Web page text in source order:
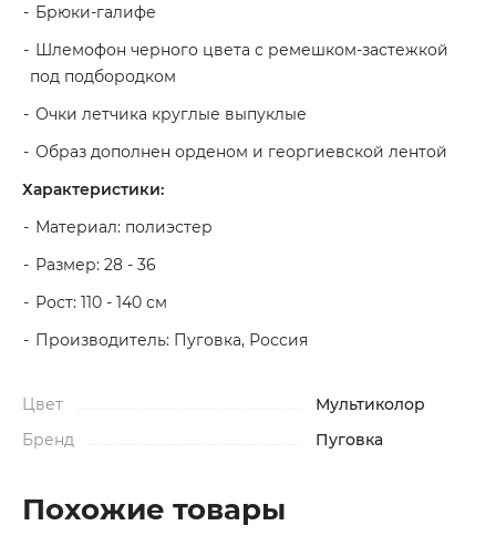
Брюки-галифе
Шлемофон черного цвета с ремешком-застежкой
под подбородком
Очки летчика круглые выпуклые
Образ дополнен орденом и георгиевской лентой
Характеристики:
Материал: полиэстер
Размер: 28 - 36
Рост: 110 - 140 см
Производитель: Пуговка, Россия
Цвет
Мультиколор
Бренд
Пуговка
Похожие товары